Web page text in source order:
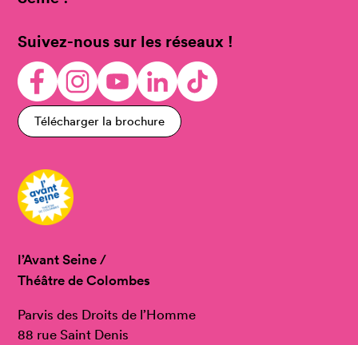
Suivez-nous sur les réseaux !
Télécharger la brochure
l’Avant Seine /
Théâtre de Colombes
Parvis des Droits de l’Homme
88 rue Saint Denis